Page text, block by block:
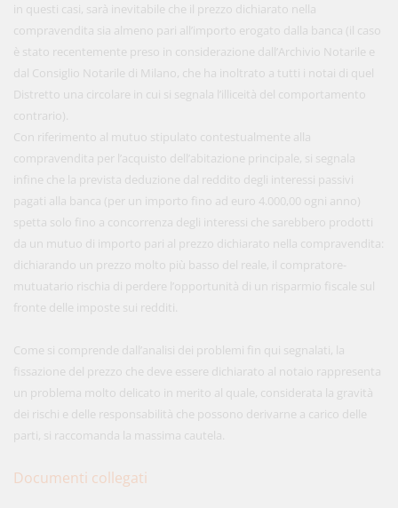
in questi casi, sarà inevitabile che il prezzo dichiarato nella
compravendita sia almeno pari all’importo erogato dalla banca (il caso
è stato recentemente preso in considerazione dall’Archivio Notarile e
dal Consiglio Notarile di Milano, che ha inoltrato a tutti i notai di quel
Distretto una circolare in cui si segnala l’illiceità del comportamento
contrario).
Con riferimento al mutuo stipulato contestualmente alla
compravendita per l’acquisto dell’abitazione principale, si segnala
infine che la prevista deduzione dal reddito degli interessi passivi
pagati alla banca (per un importo fino ad euro 4.000,00 ogni anno)
spetta solo fino a concorrenza degli interessi che sarebbero prodotti
da un mutuo di importo pari al prezzo dichiarato nella compravendita:
dichiarando un prezzo molto più basso del reale, il compratore-
mutuatario rischia di perdere l’opportunità di un risparmio fiscale sul
fronte delle imposte sui redditi.
Come si comprende dall’analisi dei problemi fin qui segnalati, la
fissazione del prezzo che deve essere dichiarato al notaio rappresenta
un problema molto delicato in merito al quale, considerata la gravità
dei rischi e delle responsabilità che possono derivarne a carico delle
parti, si raccomanda la massima cautela.
Documenti collegati